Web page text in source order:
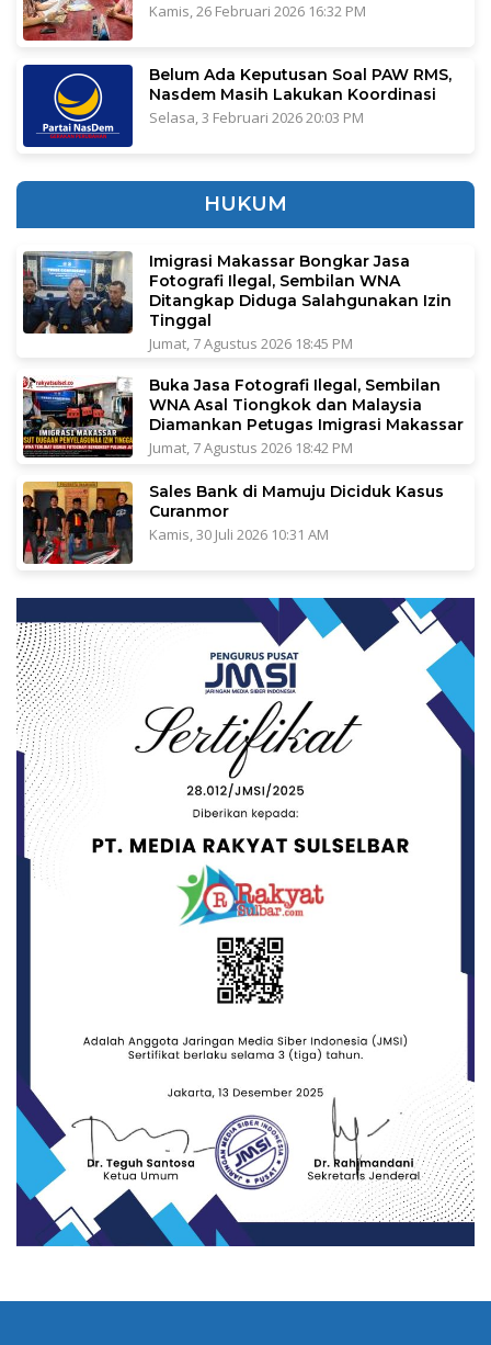
Kamis, 26 Februari 2026 16:32 PM
Belum Ada Keputusan Soal PAW RMS,
Nasdem Masih Lakukan Koordinasi
Selasa, 3 Februari 2026 20:03 PM
HUKUM
Imigrasi Makassar Bongkar Jasa
Fotografi Ilegal, Sembilan WNA
Ditangkap Diduga Salahgunakan Izin
Tinggal
Jumat, 7 Agustus 2026 18:45 PM
Buka Jasa Fotografi Ilegal, Sembilan
WNA Asal Tiongkok dan Malaysia
Diamankan Petugas Imigrasi Makassar
Jumat, 7 Agustus 2026 18:42 PM
Sales Bank di Mamuju Diciduk Kasus
Curanmor
Kamis, 30 Juli 2026 10:31 AM